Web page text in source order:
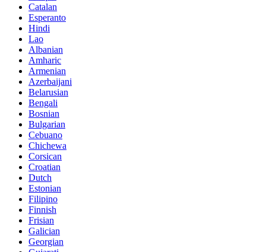
Catalan
Esperanto
Hindi
Lao
Albanian
Amharic
Armenian
Azerbaijani
Belarusian
Bengali
Bosnian
Bulgarian
Cebuano
Chichewa
Corsican
Croatian
Dutch
Estonian
Filipino
Finnish
Frisian
Galician
Georgian